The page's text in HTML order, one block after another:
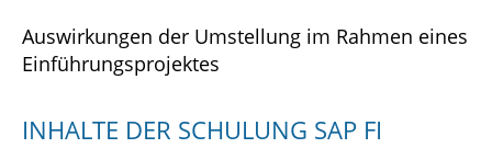
Auswirkungen der Umstellung im Rahmen eines
Einführungsprojektes
INHALTE DER SCHULUNG SAP FI